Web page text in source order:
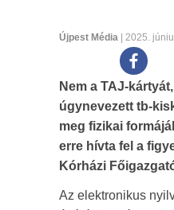
Újpest Média | 2025.
Nem a TAJ-
úgynevezett tb-
meg fizikai
erre hívta fel a
Kórházi
Az elektronikus